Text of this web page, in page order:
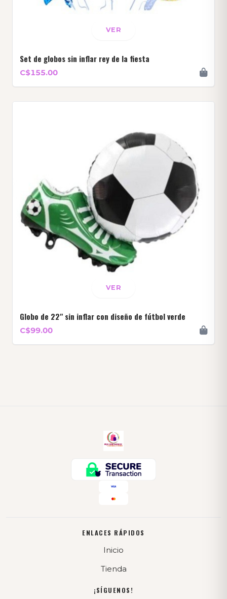
VER
Set de globos sin inflar rey de la fiesta
C$155.00
VER
Globo de 22" sin inflar con diseño de fútbol verde
C$99.00
ENLACES RÁPIDOS
Inicio
Tienda
¡SÍGUENOS!